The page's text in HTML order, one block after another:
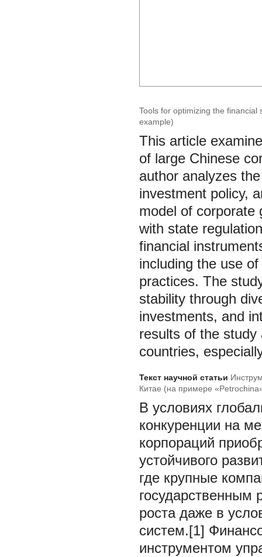
Tools for optimizing the
example)
This article
of large Chinese
author analyzes
investment policy,
model of corporate
with state
financial
including the use
practices. The
stability through
investments, and
results of the
countries,
Текст научной статьи
Китае (на примере
В условиях
конкуренции на
корпораций
устойчивого
где крупные
государственным
роста даже в
систем.[1]
инструментом